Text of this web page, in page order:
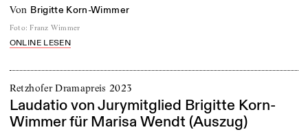
von Brigitte Korn-Wimmer
Foto: Franz Wimmer
ONLINE LESEN
Retzhofer Dramapreis 2023
Laudatio von Jurymitglied Brigitte Korn-
Wimmer für Marisa Wendt (Auszug)